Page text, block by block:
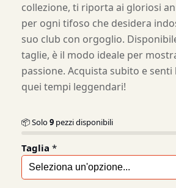
collezione, ti riporta ai gloriosi
per ogni tifoso che desidera
suo club con orgoglio.
taglie, è il modo ideale per
passione. Acquista subito e senti
quei tempi leggendari!
📦 Solo9 pezzi disponibili
Taglia *